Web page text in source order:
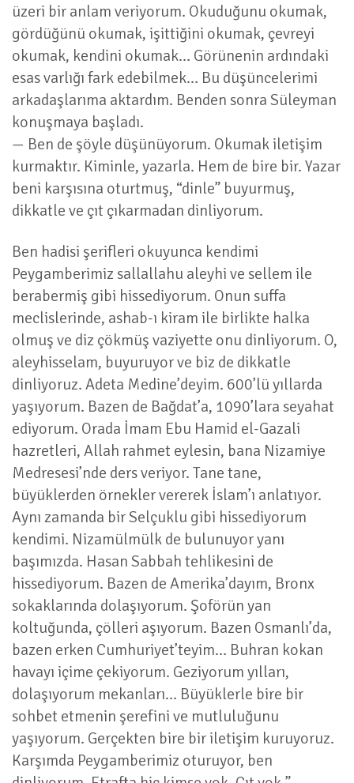
üzeri bir anlam veriyorum. Okuduğunu okumak,
gördüğünü okumak, işittiğini okumak, çevreyi
okumak, kendini okumak… Görünenin ardındaki
esas varlığı fark edebilmek… Bu düşüncelerimi
arkadaşlarıma aktardım. Benden sonra Süleyman
konuşmaya başladı.
— Ben de şöyle düşünüyorum. Okumak iletişim
kurmaktır. Kiminle, yazarla. Hem de bire bir. Yazar
beni karşısına oturtmuş, “dinle” buyurmuş,
dikkatle ve çıt çıkarmadan dinliyorum.
Ben hadisi şerifleri okuyunca kendimi
Peygamberimiz sallallahu aleyhi ve sellem ile
berabermiş gibi hissediyorum. Onun suffa
meclislerinde, ashab-ı kiram ile birlikte halka
olmuş ve diz çökmüş vaziyette onu dinliyorum. O,
aleyhisselam, buyuruyor ve biz de dikkatle
dinliyoruz. Adeta Medine’deyim. 600’lü yıllarda
yaşıyorum. Bazen de Bağdat’a, 1090’lara seyahat
ediyorum. Orada İmam Ebu Hamid el-Gazali
hazretleri, Allah rahmet eylesin, bana Nizamiye
Medresesi’nde ders veriyor. Tane tane,
büyüklerden örnekler vererek İslam’ı anlatıyor.
Aynı zamanda bir Selçuklu gibi hissediyorum
kendimi. Nizamülmülk de bulunuyor yanı
başımızda. Hasan Sabbah tehlikesini de
hissediyorum. Bazen de Amerika’dayım, Bronx
sokaklarında dolaşıyorum. Şoförün yan
koltuğunda, çölleri aşıyorum. Bazen Osmanlı’da,
bazen erken Cumhuriyet’teyim… Buhran kokan
havayı içime çekiyorum. Geziyorum yılları,
dolaşıyorum mekanları… Büyüklerle bire bir
sohbet etmenin şerefini ve mutluluğunu
yaşıyorum. Gerçekten bire bir iletişim kuruyoruz.
Karşımda Peygamberimiz oturuyor, ben